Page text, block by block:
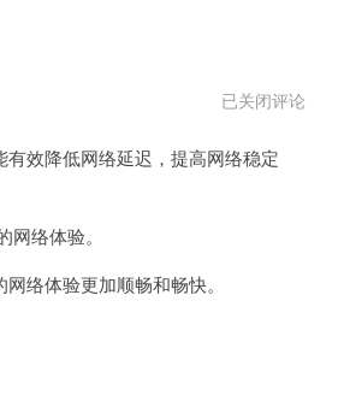
飞
熊
速
器
已关闭评论
效降低网络延迟，提高网络稳定
络体验。
络体验更加顺畅和畅快。